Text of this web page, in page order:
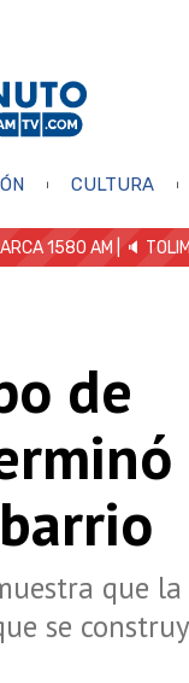
CULTURA
1580 AM | 🔈
de
que
se